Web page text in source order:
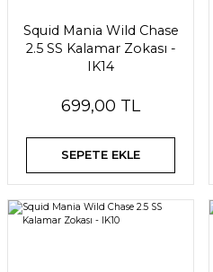
Squid Mania Wild Chase
2.5 SS Kalamar Zokası -
IK14
699,00 TL
SEPETE EKLE